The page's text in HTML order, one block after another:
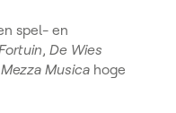
spel- en
, De Wies
Mezza Musica hoge